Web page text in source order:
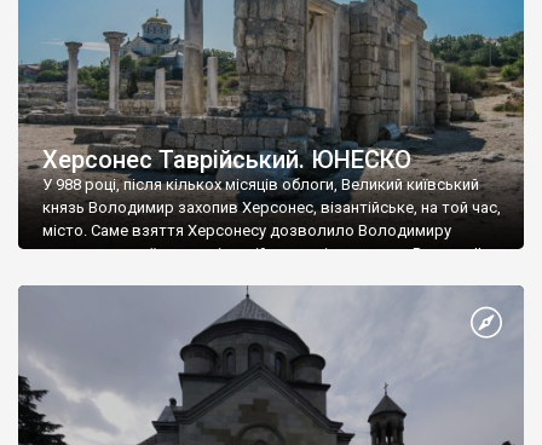
Херсонес Таврійський. ЮНЕСКО
У 988 році, після кількох місяців облоги, Великий київський
князь Володимир захопив Херсонес, візантійське, на той час,
місто. Саме взяття Херсонесу дозволило Володимиру
диктувати свої умови візантійському імператору Василю ІІ, та
Херсонесі Володимир-язичник, став Василем-християнином.
А потім було Хрещення Русі. На честь Херсонесу Таврійського